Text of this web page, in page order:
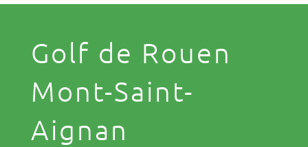
Golf de Rouen
Mont-Saint-
Aignan